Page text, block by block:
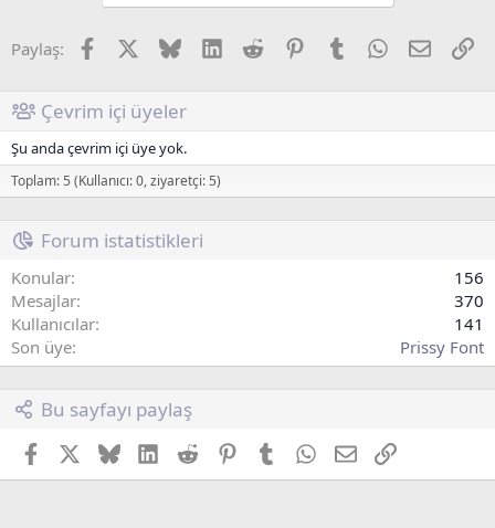
Paylaş: FacebookX (Twitter)
BlueskyLinkedInReddit PinterestTumblr WhatsApp
E-posta
Çevrim içi üyeler
Şu anda çevrim içi üye yok.
Toplam: 5 (Kullanıcı: 0, ziyaretçi: 5)
Forum istatistikleri
Konular
156
Mesajlar
370
Kullanıcılar
141
Son üye
Prissy Font
Bu sayfayı paylaş
FacebookX (Twitter)
BlueskyLinkedInReddit PinterestTumblr WhatsApp
E-postaLink